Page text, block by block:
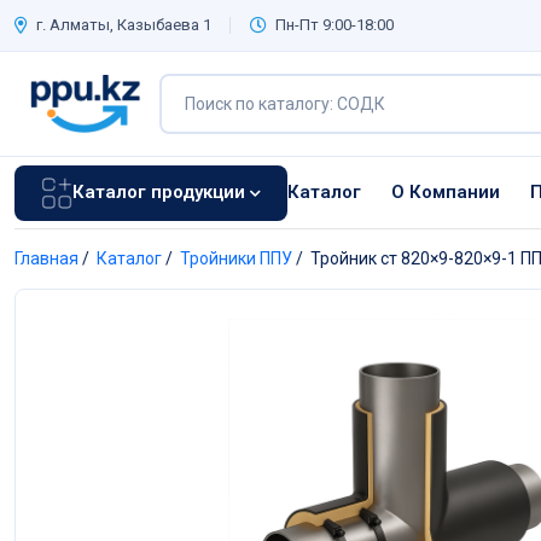
г. Алматы, Казыбаева 1 Пн-Пт 9:00-18:00
Каталог продукции Каталог О Компании
Главная / Каталог/ Тройники ППУ/ Тройник ст 820×9-820×9-1